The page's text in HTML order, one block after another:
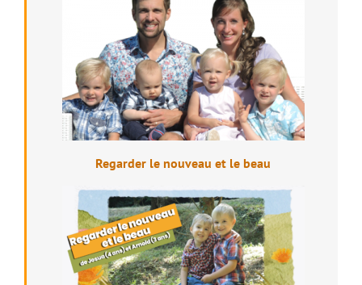
Regarder le nouveau et le beau